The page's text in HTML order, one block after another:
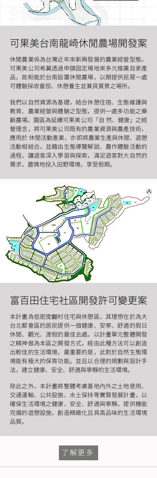
可果美台南龍崎休閒農場開發案
休閒農業係為台灣近年來新興發展的農業經營型態。
可果美公司希冀透過申請固定場地來多元推廣自家產
品，故盼能於台南設置休閒農場，以期提供民眾一處
可體驗採收番茄、休憩養生並兼具賞景之場所。
我們以自然資源為基礎，結合休憩住宿、生態維護與
教育、農業經營與體驗之型態，提供一處多功能之樂
齡農場。園區為延續可果美公司「自 然、健康」之經
營理念，將可果美公司既有的農業資源與農產技術，
應用於 休閒活動產業，亦即將農業生產與休閒、遊憩
活動相結合，並藉由生態導覽解說、農作體驗活動的
過程，讓遊客深入學習與探索，滿足遊客對大自然的
需求，盡情地投入田野環境，享受假期。
富百田住宅社區開發許可變更案
本計畫為低密度鄉村住宅與休憩區，其理想在於為大
台北都會區的居民提供一個健康、安寧、舒適的假日
休閒、觀光、渡假的最佳去處。以計畫單元整體開發
之精神做為本區之開發方式，經由此種方法可以創造
出較佳的生活環境，最重要的是，此對於自然生態環
境能有極大的保育功能。並且以合理的規劃與設計手
法，建立健康、安全、舒適與寧靜的生活環境。
除此之外，本計畫將整體考慮基地內外之土地使用、
交通運輸、公共設施、水土保持等實質發展計畫，以
確保生活環境之健康、安全、舒適與寧靜。提供機能
完備的遊憩設施，創造精緻化且具高品味的生活環境
品質。
了解更多